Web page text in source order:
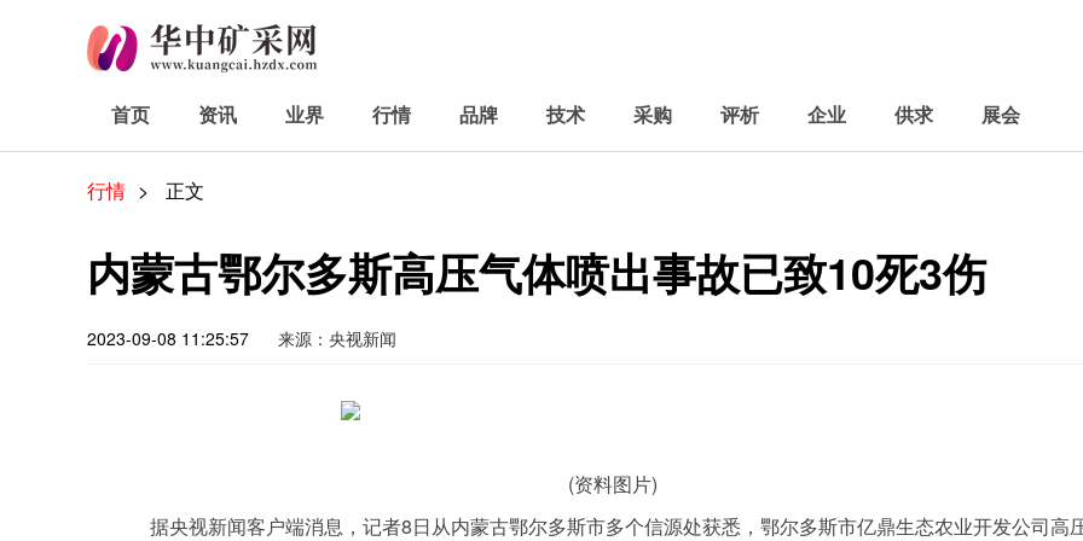
首页 资讯 业界 行情 品牌 技术 采购 评析 企业 供求 展会
行情 > 正文
内蒙古鄂尔多斯高压气体喷出事故已致10死3伤
2023-09-08 11:25:57 来源：央视新闻
(资料图片)
据央视新闻客户端消息，记者8日从内蒙古鄂尔多斯市多个信源处获悉，鄂尔多斯市亿鼎生态农业开发公司高